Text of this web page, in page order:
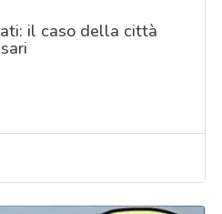
il caso della città